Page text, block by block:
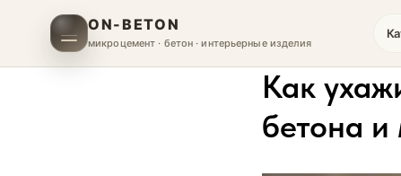
ON-BETON
микроцемент · бетон · интерьерные изделия
Как
бетона